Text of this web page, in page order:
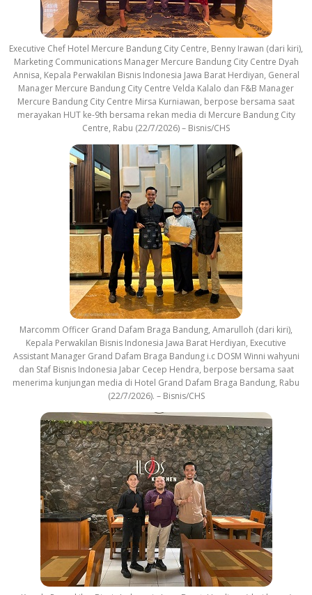
Executive Chef Hotel Mercure Bandung City Centre, Benny Irawan (dari kiri),
Marketing Communications Manager Mercure Bandung City Centre Dyah
Annisa, Kepala Perwakilan Bisnis Indonesia Jawa Barat Herdiyan, General
Manager Mercure Bandung City Centre Velda Kalalo dan F&B Manager
Mercure Bandung City Centre Mirsa Kurniawan, berpose bersama saat
merayakan HUT ke-9th bersama rekan media di Mercure Bandung City
Centre, Rabu (22/7/2026) – Bisnis/CHS
Marcomm Officer Grand Dafam Braga Bandung, Amarulloh (dari kiri),
Kepala Perwakilan Bisnis Indonesia Jawa Barat Herdiyan, Executive
Assistant Manager Grand Dafam Braga Bandung i.c DOSM Winni wahyuni
dan Staf Bisnis Indonesia Jabar Cecep Hendra, berpose bersama saat
menerima kunjungan media di Hotel Grand Dafam Braga Bandung, Rabu
(22/7/2026). – Bisnis/CHS